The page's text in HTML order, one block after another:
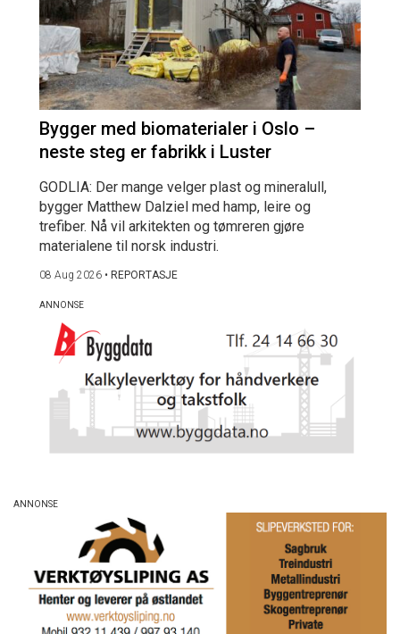
Bygger med biomaterialer i Oslo –
neste steg er fabrikk i Luster
GODLIA: Der mange velger plast og mineralull,
bygger Matthew Dalziel med hamp, leire og
trefiber. Nå vil arkitekten og tømreren gjøre
materialene til norsk industri.
08 Aug 2026 • REPORTASJE